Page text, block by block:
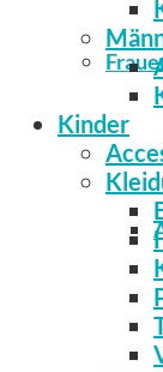
Kinder